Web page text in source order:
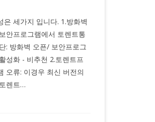
은 세가지 입니다. 1.방화벽
안프로그램에서 토렌트통
: 방화벽 오픈/ 보안프로그
성화 - 비추천 2.토렌트프
오류: 이경우 최신 버전의
렌트…